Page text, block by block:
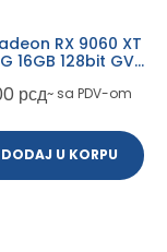
RX 9060 XT
16GB 128bit GV-
grafička karta
рсд~ sa PDV-om
DODAJ U KORPU